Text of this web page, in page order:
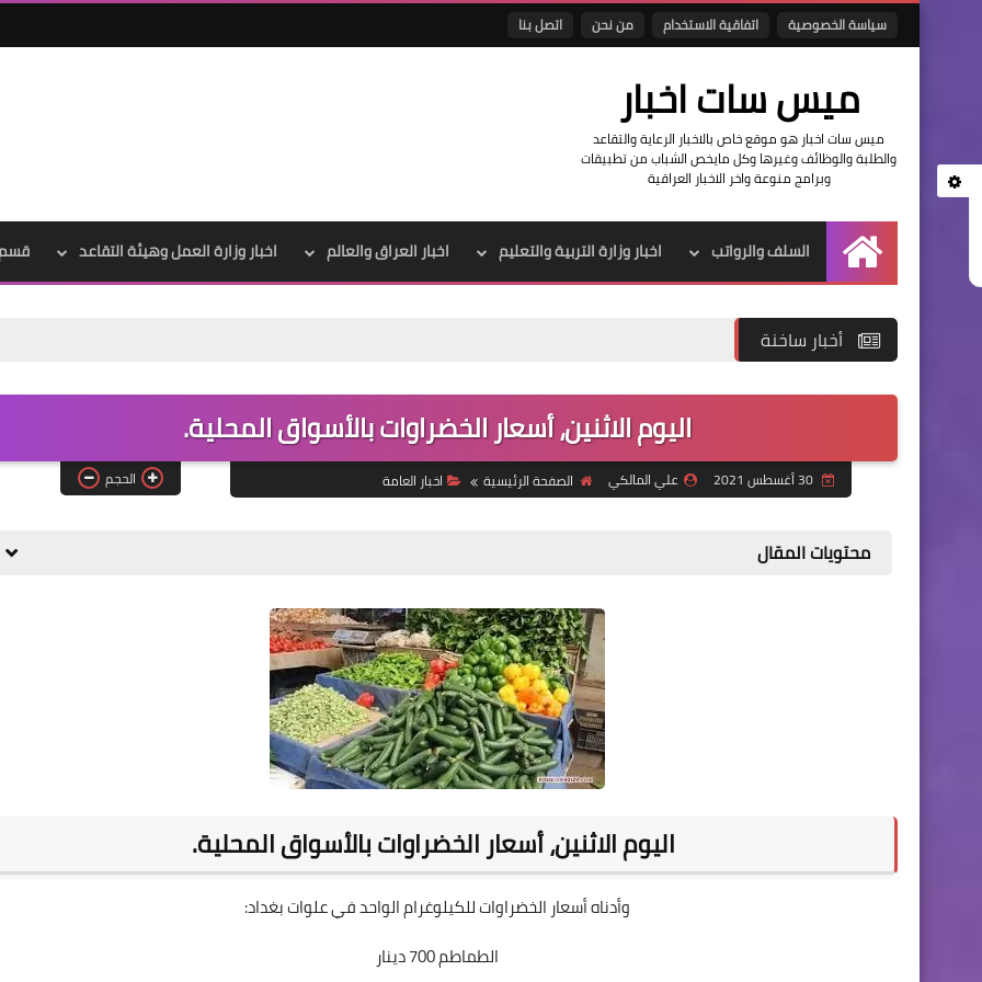
سياسة الخصوصية اتفاقية الاستخدام من نحن اتصل بنا
ميس سات اخبار
ميس سات اخبار هو موقع خاص بالاخبار الرعاية والتقاعد
والطلبة والوظائف وغيرها وكل مايخص الشباب من تطبيقات
وبرامج منوعة واخر الاخبار العراقية
الرئيسية
السلف والرواتب اخبار وزارة التربية والتعليم اخبار العراق والعالم اخبار وزارة العمل وهيئة التقاعد قسم
أخبار ساخنة
اليوم الاثنين، أسعار الخضراوات بالأسواق المحلية.
علي المالكي الصفحة الرئيسية اخبار العامة الحجم
محتويات المقال
اليوم الاثنين، أسعار الخضراوات بالأسواق المحلية.
وأدناه أسعار الخضراوات للكيلوغرام الواحد في علوات بغداد:
الطماطم 700 دينار